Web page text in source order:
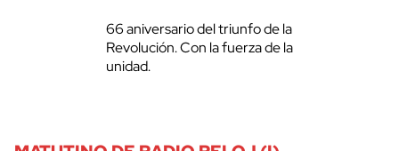
66 aniversario del triunfo de la
Revolución. Con la fuerza de la
unidad.